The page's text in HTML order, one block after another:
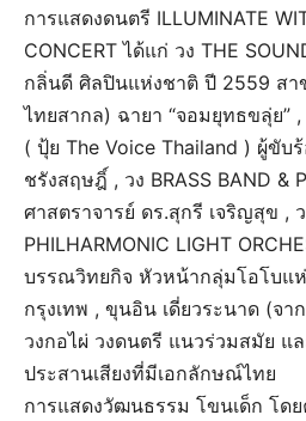
การแสดงดนตรี ILLUMINATE
CONCERT ได้แก่ วง THE
กลิ่นดี ศิลปินแห่งชาติ ปี 2559 สา
ไทยสากล) ฉายา “จอมยุทธขลุ่ย”
( ปุ้ย The Voice Thailand ) ผู้ขับ
ชรังสฤษฎิ์ , วง BRASS BAND &
ศาสตราจารย์ ดร.สุกรี เจริญสุข , ว
PHILHARMONIC LIGHT
บรรณวิทยกิจ หัวหน้ากลุ่มโอโบแ
กรุงเทพ , ขุนอิน เดี่ยวระนาด (จ
วงกอไผ่ วงดนตรี แนวร่วมสมัย แล
ประสานเสียงที่มีเอกลักษณ์ไทย
การแสดงวัฒนธรรม โขนเด็ก โด